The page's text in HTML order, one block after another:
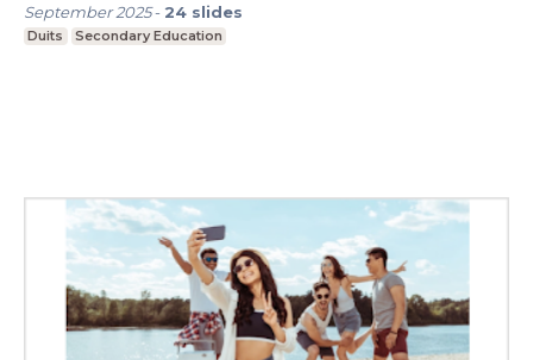
September 2025- 24 slides
Duits Secondary Education